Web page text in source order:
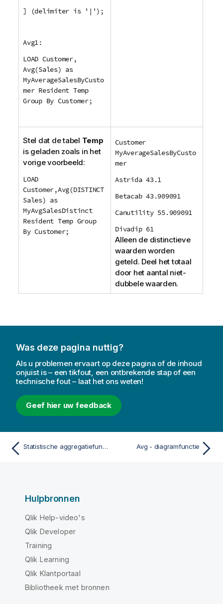
] (delimiter is '|');
Avg1:
LOAD Customer,
Avg(Sales) as
MyAverageSalesByCusto
mer Resident Temp
Group By Customer;
Stel dat de tabel Temp
is geladen zoals in het
vorige voorbeeld:
LOAD
Customer,Avg(DISTINCT
Sales) as
MyAvgSalesDistinct
Resident Temp Group
By Customer;
Customer
MyAverageSalesByCusto
mer
Astrida 43.1
Betacab 43.909091
Canutility 55.909091
Divadip 61
Alleen de distinctieve
waarden worden
geteld. Deel het totaal
door het aantal niet-
dubbele waarden.
Was deze pagina nuttig?
Als u problemen ervaart op deze pagina of de inhoud
onjuist is – een tikfout, een ontbrekende stap of een
technische fout – laat het ons weten!
Geef hier uw feedback
Statistische aggregatiefuncties Avg - diagramfunctie
Hulpbronnen
Qlik Help-video's
Qlik Developer
Training
Qlik Learning
Qlik Klantportaal
Bibliotheek met bronnen